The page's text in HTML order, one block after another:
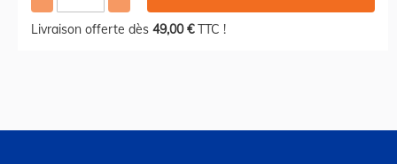
Livraison offerte dès 49,00 €TTC !